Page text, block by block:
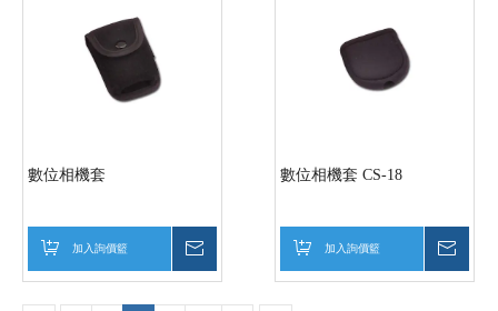
數位相機套
加入詢價籃
數位相機套 CS-18
加入詢價籃